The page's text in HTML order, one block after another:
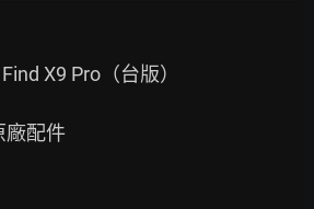
X9 Pro（台版）
廠配件